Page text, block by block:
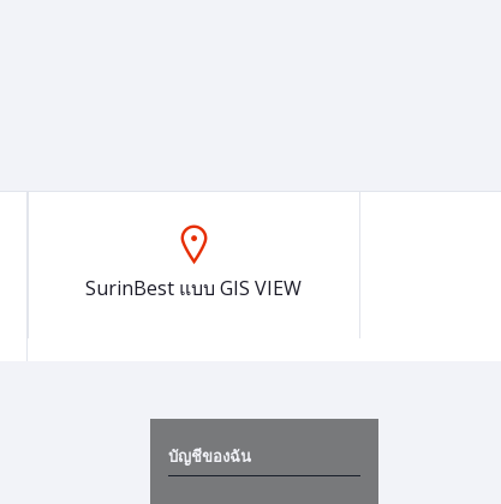
SurinBest แบบ GIS VIEW
บัญชีของฉัน